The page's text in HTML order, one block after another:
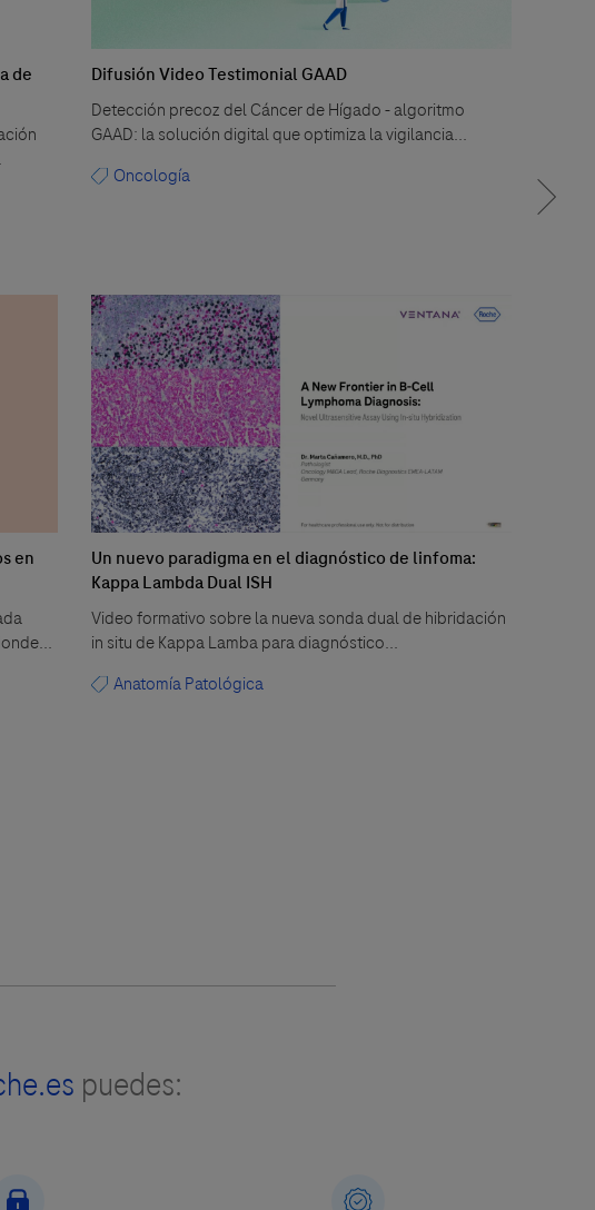
de
en
Difusión Video Testimonial GAAD
Detección precoz del Cáncer de Hígado - algoritmo
GAAD: la solución digital que optimiza la vigilancia...
Oncología
Un nuevo paradigma en el diagnóstico de linfoma:
Kappa Lambda Dual ISH
Video formativo sobre la nueva sonda dual de hibridación
in situ de Kappa Lamba para diagnóstico...
Anatomía Patológica
puedes: